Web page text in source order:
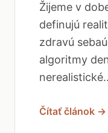
Žijeme v
definujú
zdravú
algoritmy
Čítať článok →